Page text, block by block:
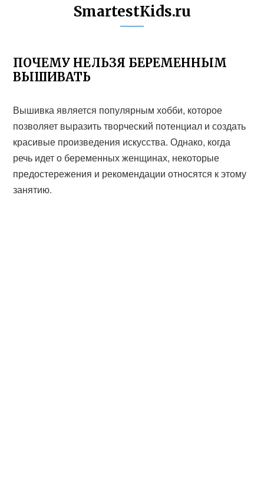
SmartestKids.ru
ПОЧЕМУ НЕЛЬЗЯ БЕРЕМЕННЫМ
ВЫШИВАТЬ
Вышивка является популярным хобби, которое
позволяет выразить творческий потенциал и создать
красивые произведения искусства. Однако, когда
речь идет о беременных женщинах, некоторые
предостережения и рекомендации относятся к этому
занятию.